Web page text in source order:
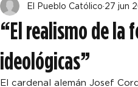
“El realismo de la
ideológicas”
El Pueblo Católico 27 jun
El cardenal alemán Josef